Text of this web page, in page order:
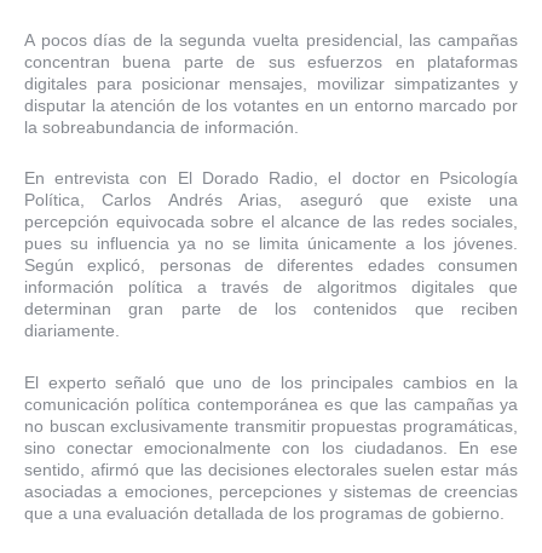
A pocos días de la segunda vuelta presidencial, las campañas
concentran buena parte de sus esfuerzos en plataformas
digitales para posicionar mensajes, movilizar simpatizantes y
disputar la atención de los votantes en un entorno marcado por
la sobreabundancia de información.
En entrevista con El Dorado Radio, el doctor en Psicología
Política, Carlos Andrés Arias, aseguró que existe una
percepción equivocada sobre el alcance de las redes sociales,
pues su influencia ya no se limita únicamente a los jóvenes.
Según explicó, personas de diferentes edades consumen
información política a través de algoritmos digitales que
determinan gran parte de los contenidos que reciben
diariamente.
El experto señaló que uno de los principales cambios en la
comunicación política contemporánea es que las campañas ya
no buscan exclusivamente transmitir propuestas programáticas,
sino conectar emocionalmente con los ciudadanos. En ese
sentido, afirmó que las decisiones electorales suelen estar más
asociadas a emociones, percepciones y sistemas de creencias
que a una evaluación detallada de los programas de gobierno.